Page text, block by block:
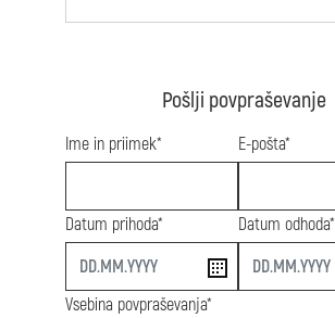
Pošlji povpraševanje
Ime in priimek* E-pošta*
Datum prihoda*
start
Datum odhoda*
end
Vsebina povpraševanja*